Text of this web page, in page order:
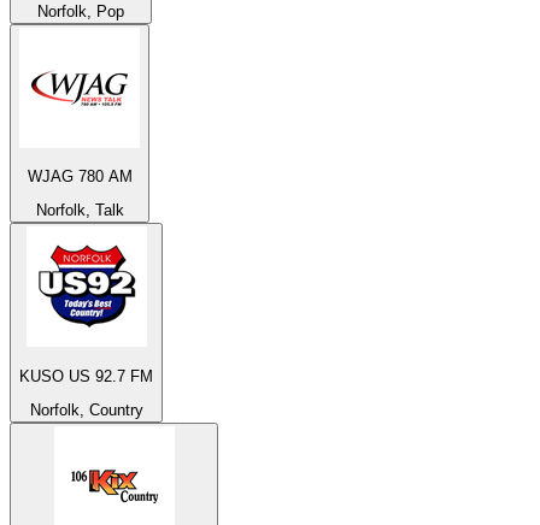
Norfolk, Pop
WJAG 780 AM
Norfolk, Talk
KUSO US 92.7 FM
Norfolk, Country